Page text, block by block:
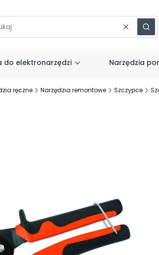
Wyczyść
do elektronarzędzi Narzędzia
ręczne Narzędzia remontowe Szczypce